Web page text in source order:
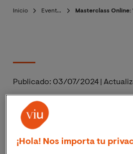
Inicio Eventos Masterclass
Publicado: 03/07/2024
El próximo
peninsular en España),
Superior de Ingeniería, Ciencia y
¡Hola! Nos importa tu